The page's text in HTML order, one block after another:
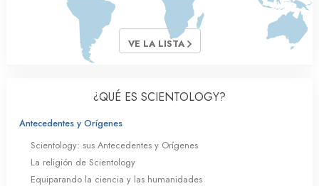
VE LA LISTA
¿QUÉ ES SCIENTOLOGY?
Antecedentes y Orígenes
Scientology: sus Antecedentes y Orígenes
La religión de Scientology
Equiparando la ciencia y las humanidades